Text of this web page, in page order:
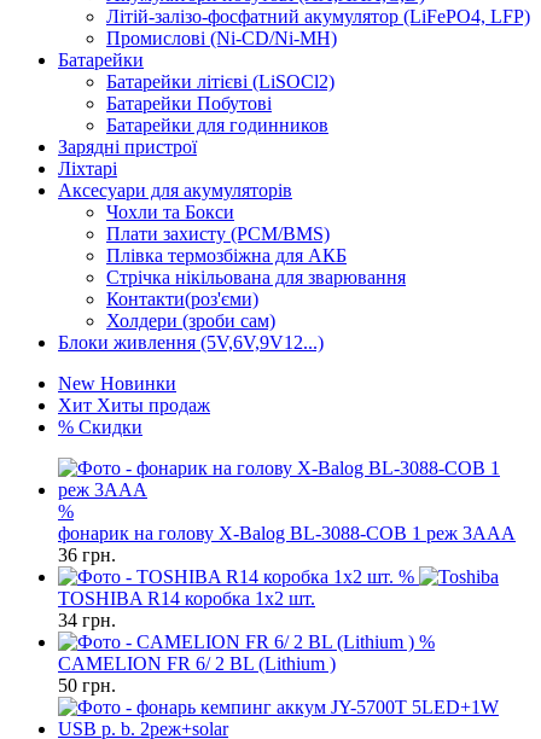
Літій-залізо-фосфатний акумулятор (LiFePO4, LFP)
Промислові (Ni-CD/Ni-MH)
Батарейки
Батарейки літієві (LiSOCl2)
Батарейки Побутові
Батарейки для годинников
Зарядні пристрої
Ліхтарі
Аксесуари для акумуляторів
Чохли та Бокси
Плати захисту (PCM/BMS)
Плівка термозбіжна для АКБ
Стрічка нікільована для зварювання
Контакти(роз'єми)
Холдери (зроби сам)
Блоки живлення (5V,6V,9V12...)
New Новинки
Хит Хиты продаж
% Скидки
%
фонарик на голову X-Balog BL-3088-COB 1 реж 3AAA
36 грн.
%
TOSHIBA R14 коробка 1x2 шт.
34 грн.
%
CAMELION FR 6/ 2 BL (Lithium )
50 грн.